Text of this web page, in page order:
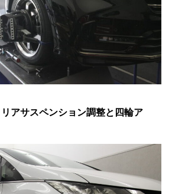
アサスペンション調整と四輪ア